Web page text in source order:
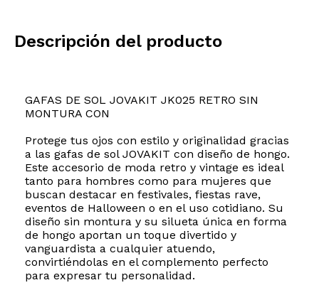
Descripción del producto
GAFAS DE SOL JOVAKIT JK025 RETRO SIN
MONTURA CON
Protege tus ojos con estilo y originalidad gracias
a las gafas de sol JOVAKIT con diseño de hongo.
Este accesorio de moda retro y vintage es ideal
tanto para hombres como para mujeres que
buscan destacar en festivales, fiestas rave,
eventos de Halloween o en el uso cotidiano. Su
diseño sin montura y su silueta única en forma
de hongo aportan un toque divertido y
vanguardista a cualquier atuendo,
convirtiéndolas en el complemento perfecto
para expresar tu personalidad.